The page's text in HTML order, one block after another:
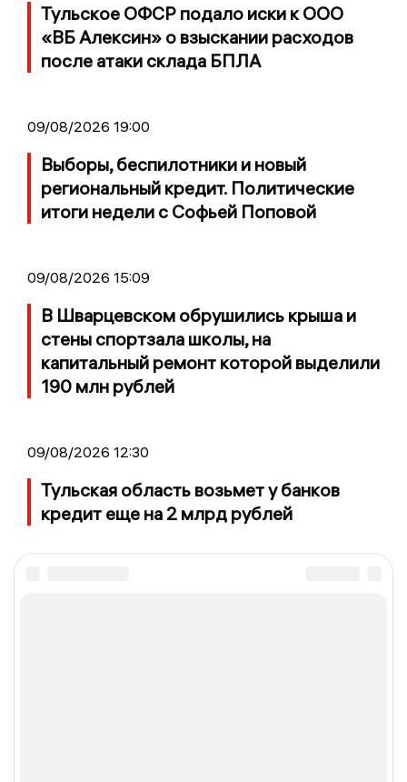
Тульское ОФСР подало иски к ООО
«ВБ Алексин» о взыскании расходов
после атаки склада БПЛА
09/08/2026 19:00
Выборы, беспилотники и новый
региональный кредит. Политические
итоги недели с Софьей Поповой
09/08/2026 15:09
В Шварцевском обрушились крыша и
стены спортзала школы, на
капитальный ремонт которой выделили
190 млн рублей
09/08/2026 12:30
Тульская область возьмет у банков
кредит еще на 2 млрд рублей